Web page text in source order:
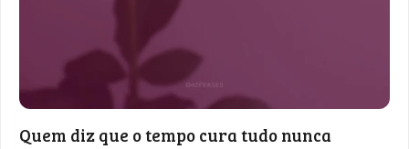
Quem diz que o tempo cura tudo nunca